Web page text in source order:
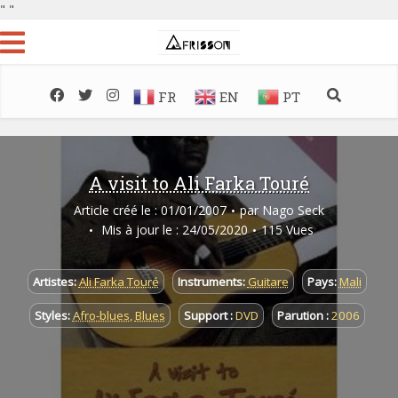
" "
FR EN PT
A visit to Ali Farka Touré
Article créé le : 01/01/2007 par Nago Seck
Mis à jour le : 24/05/2020
115 Vues
Artistes:Ali Farka Touré Instruments: Guitare Pays: Mali
Styles:Afro-blues,Blues Support :DVD Parution :2006